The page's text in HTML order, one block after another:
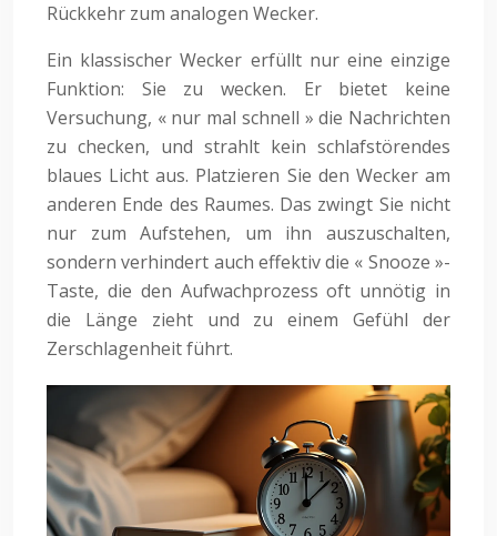
Rückkehr zum analogen Wecker.
Ein klassischer Wecker erfüllt nur eine einzige
Funktion: Sie zu wecken. Er bietet keine
Versuchung, « nur mal schnell » die Nachrichten
zu checken, und strahlt kein schlafstörendes
blaues Licht aus. Platzieren Sie den Wecker am
anderen Ende des Raumes. Das zwingt Sie nicht
nur zum Aufstehen, um ihn auszuschalten,
sondern verhindert auch effektiv die « Snooze »-
Taste, die den Aufwachprozess oft unnötig in
die Länge zieht und zu einem Gefühl der
Zerschlagenheit führt.